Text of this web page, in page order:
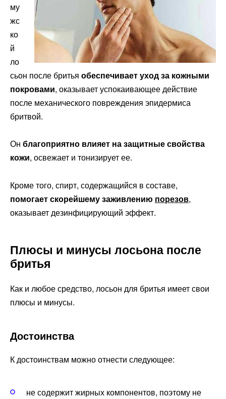
му
жс
ко
й
ло
сьон после бритья обеспечивает уход за кожными
покровами, оказывает успокаивающее действие
после механического повреждения эпидермиса
бритвой.
Он благоприятно влияет на защитные свойства
кожи, освежает и тонизирует ее.
Кроме того, спирт, содержащийся в составе,
помогает скорейшему заживлению порезов,
оказывает дезинфицирующий эффект.
Плюсы и минусы лосьона после
бритья
Как и любое средство, лосьон для бритья имеет свои
плюсы и минусы.
Достоинства
К достоинствам можно отнести следующее:
не содержит жирных компонентов, поэтому не